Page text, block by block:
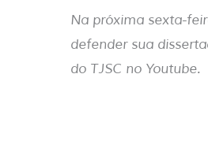
Na próxima sexta-
defender sua
do TJSC no Youtube.